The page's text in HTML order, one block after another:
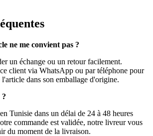
ne me convient pas ?
un échange ou un retour facilement.
client via WhatsApp ou par téléphone pour
dans son emballage d'origine.
?
Tunisie dans un délai de 24 à 48 heures
commande est validée, notre livreur vous
du moment de la livraison.